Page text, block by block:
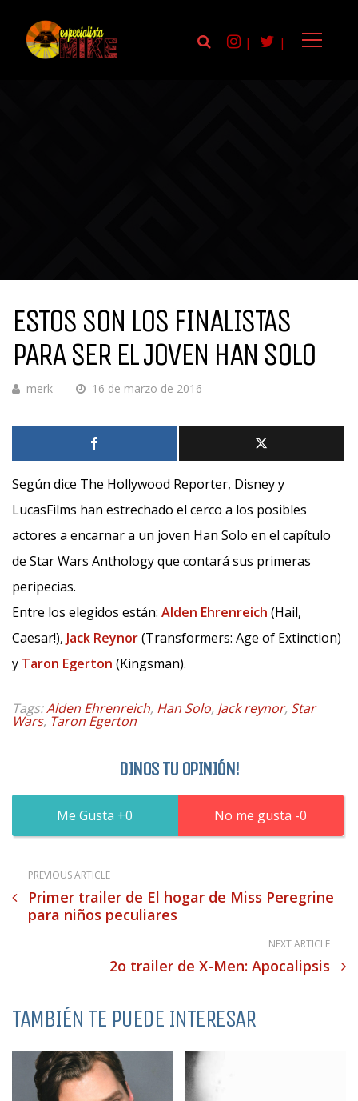
| |
ESTOS SON LOS FINALISTAS
PARA SER EL JOVEN HAN SOLO
merk 16 de marzo de 2016
Según dice The Hollywood Reporter, Disney y
LucasFilms han estrechado el cerco a los posibles
actores a encarnar a un joven Han Solo en el capítulo
de Star Wars Anthology que contará sus primeras
peripecias.
Entre los elegidos están: Alden Ehrenreich (Hail,
Caesar!), Jack Reynor(Transformers: Age of Extinction)
y Taron Egerton (Kingsman).
Tags:Alden Ehrenreich, Han Solo, Jack reynor, Star
Wars, Taron Egerton
DINOS TU OPINIÓN!
0 0
PREVIOUS ARTICLE
Primer trailer de El hogar de Miss Peregrine
para niños peculiares
NEXT ARTICLE
2o trailer de X-Men: Apocalipsis
TAMBIÉN TE PUEDE INTERESAR